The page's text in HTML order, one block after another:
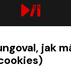
jak